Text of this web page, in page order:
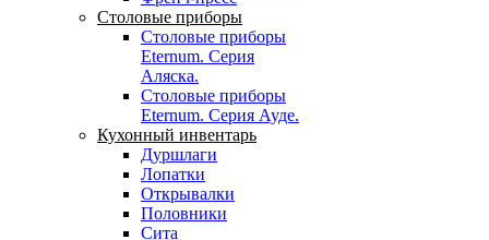
Столовые приборы
Столовые приборы
Eternum. Серия
Аляска.
Столовые приборы
Eternum. Серия Ауде.
Кухонный инвентарь
Дуршлаги
Лопатки
Открывалки
Половники
Сита